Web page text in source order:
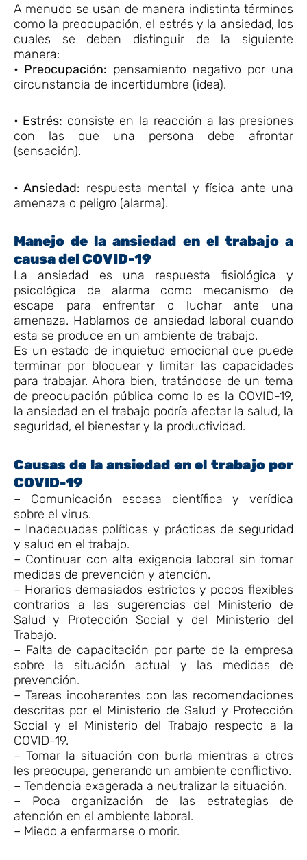
A menudo se usan de manera indistinta términos
como la preocupación, el estrés y la ansiedad, los
cuales se deben distinguir de la siguiente
manera:
• Preocupación: pensamiento negativo por una
circunstancia de incertidumbre (idea).
• Estrés: consiste en la reacción a las presiones
con las que una persona debe afrontar
(sensación).
• Ansiedad: respuesta mental y física ante una
amenaza o peligro (alarma).
Manejo de la ansiedad en el trabajo a
causa del COVID-19
La ansiedad es una respuesta fisiológica y
psicológica de alarma como mecanismo de
escape para enfrentar o luchar ante una
amenaza. Hablamos de ansiedad laboral cuando
esta se produce en un ambiente de trabajo.
Es un estado de inquietud emocional que puede
terminar por bloquear y limitar las capacidades
para trabajar. Ahora bien, tratándose de un tema
de preocupación pública como lo es la COVID-19,
la ansiedad en el trabajo podría afectar la salud, la
seguridad, el bienestar y la productividad.
Causas de la ansiedad en el trabajo por
COVID-19
– Comunicación escasa científica y verídica
sobre el virus.
– Inadecuadas políticas y prácticas de seguridad
y salud en el trabajo.
– Continuar con alta exigencia laboral sin tomar
medidas de prevención y atención.
– Horarios demasiados estrictos y pocos flexibles
contrarios a las sugerencias del Ministerio de
Salud y Protección Social y del Ministerio del
Trabajo.
– Falta de capacitación por parte de la empresa
sobre la situación actual y las medidas de
prevención.
– Tareas incoherentes con las recomendaciones
descritas por el Ministerio de Salud y Protección
Social y el Ministerio del Trabajo respecto a la
COVID-19.
– Tomar la situación con burla mientras a otros
les preocupa, generando un ambiente conflictivo.
– Tendencia exagerada a neutralizar la situación.
– Poca organización de las estrategias de
atención en el ambiente laboral.
– Miedo a enfermarse o morir.